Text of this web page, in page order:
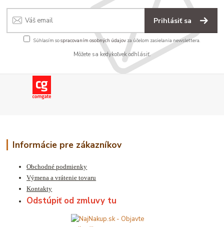
Prihlásiť sa
Súhlasím sospracovaním osobných údajov za účelom zasielania newslettera.
Môžete sa kedykoľvek odhlásiť.
Informácie pre zákazníkov
Obchodné podmienky
Výmena a vrátenie tovaru
Kontakty
Odstúpiť od zmluvy tu